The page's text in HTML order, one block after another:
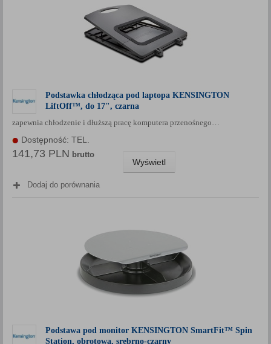
Podstawka chłodząca pod laptopa KENSINGTON
LiftOff™, do 17", czarna
zapewnia chłodzenie i dłuższą pracę komputera przenośnego…
Dostępność: TEL.
141,73 PLN brutto
Wyświetl
Dodaj do porównania
Podstawa pod monitor KENSINGTON SmartFit™ Spin
Station, obrotowa, srebrno-czarny